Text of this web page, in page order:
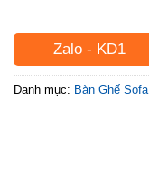
Zalo - KD1
Danh mục: Bàn Ghế Sofa